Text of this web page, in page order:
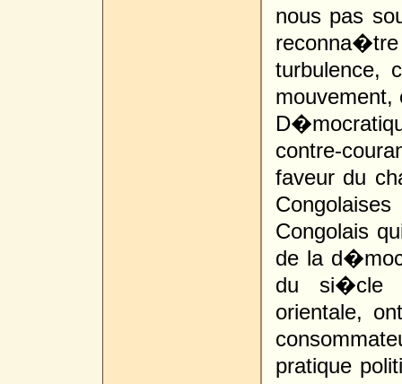
nous pas
turbulence,
contre-
faveur du
Congolais
de la
du si�cle
orientale,
pratique